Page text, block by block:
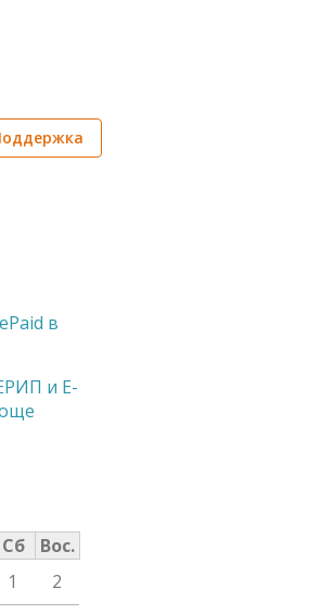
в
и E-
Сб
Вос.
1
2